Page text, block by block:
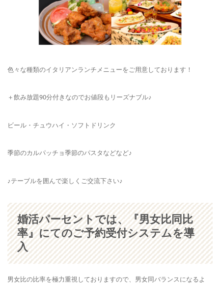
色々な種類のイタリアンランチメニューをご用意しております！
＋飲み放題90分付きなのでお値段もリーズナブル♪
ビール・チュウハイ・ソフトドリンク
季節のカルパッチョ季節のパスタなどなど♪
♪テーブルを囲んで楽しくご交流下さい♪
婚活パーセントでは、『男女比同比
率』にてのご予約受付システムを導
入
男女比の比率を極力重視しておりますので、男女同バランスになるよ